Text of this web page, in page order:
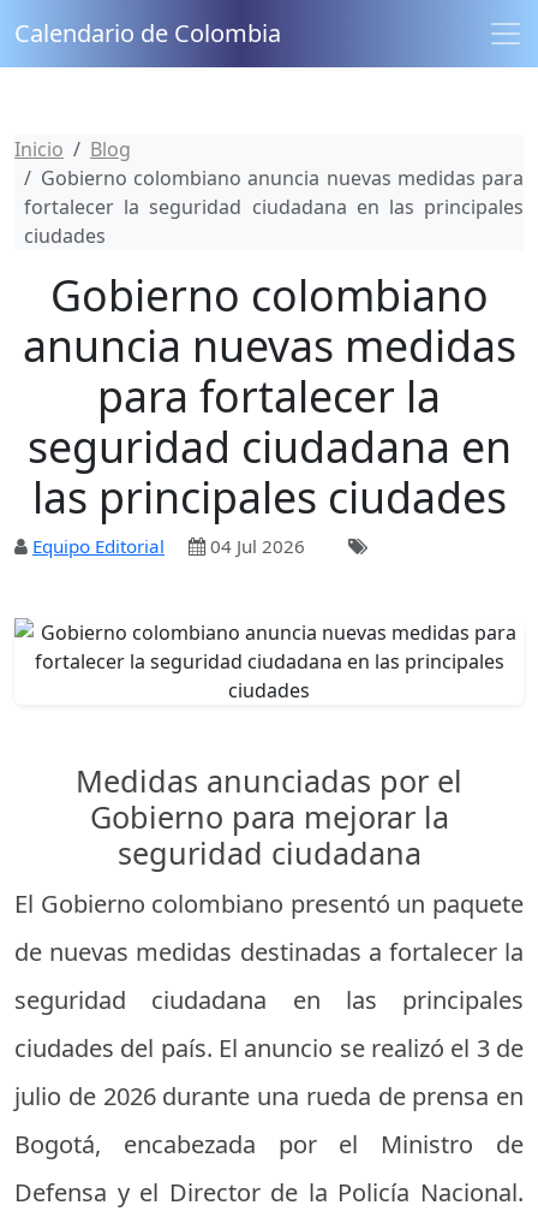
Calendario de Colombia
Inicio
Blog
Gobierno colombiano anuncia nuevas medidas para
fortalecer la seguridad ciudadana en las principales
ciudades
Gobierno colombiano
anuncia nuevas medidas
para fortalecer la
seguridad ciudadana en
las principales ciudades
Equipo Editorial 04 Jul 2026
Medidas anunciadas por el
Gobierno para mejorar la
seguridad ciudadana
El Gobierno colombiano presentó un paquete
de nuevas medidas destinadas a fortalecer la
seguridad ciudadana en las principales
ciudades del país. El anuncio se realizó el 3 de
julio de 2026 durante una rueda de prensa en
Bogotá, encabezada por el Ministro de
Defensa y el Director de la Policía Nacional.